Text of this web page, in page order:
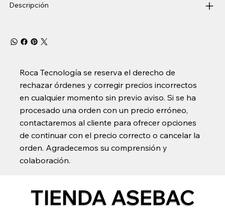
Descripción
Roca Tecnología se reserva el derecho de
rechazar órdenes y corregir precios incorrectos
en cualquier momento sin previo aviso. Si se ha
procesado una orden con un precio erróneo,
contactaremos al cliente para ofrecer opciones
de continuar con el precio correcto o cancelar la
orden. Agradecemos su comprensión y
colaboración.
TIENDA ASEBAC